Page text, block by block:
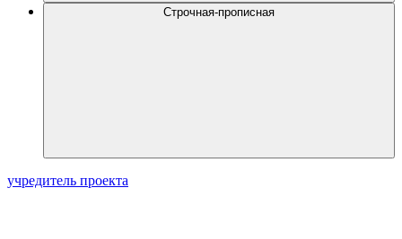
Строчная-прописная
учредитель проекта